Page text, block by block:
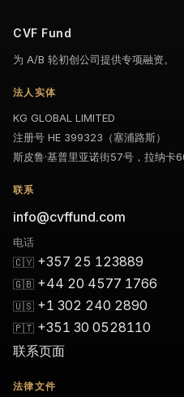
CVF Fund
为 A/B 轮初创公司提供专项融资。
法人实体
KG GLOBAL LIMITED
注册号 HE 399323（塞浦路斯）
斯皮鲁·基普里亚诺街57号，拉纳卡
联系
info@cvffund.com
电话
🇨🇾 +357 25 123889
🇬🇧 +44 20 4577 1766
🇺🇸 +1 302 240 2890
🇵🇹 +351 30 0528110
联系页面
法律文件